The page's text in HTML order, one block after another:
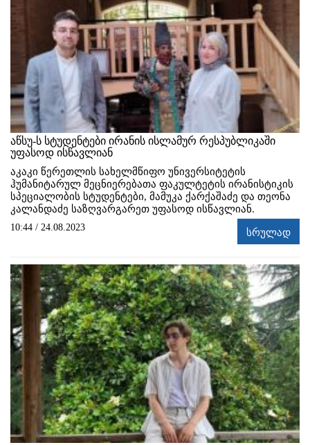
აწსუ-ს სტუდენტები ირანის ისლამურ რესპუბლიკაში
უფასოდ ისწავლიან
აკაკი წერეთლის სახელმწიფო უნივერსიტეტის
ჰუმანიტარულ მეცნიერებათა ფაკულტეტის ირანისტიკის
სპეციალობის სტუდენტები, მამუკა ქარქაშაძე და თეონა
კალანდაძე საზღვარგარეთ უფასოდ ისწავლიან.
10:44 / 24.08.2023 სრულად